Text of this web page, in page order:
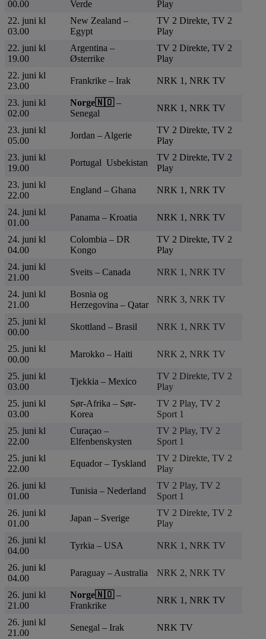
00.00 Verde
Play
22. juni kl
03.00
New Zealand –
Egypt
TV 2 Direkte, TV 2
Play
22. juni kl
19.00
Argentina –
Østerrike
TV 2 Direkte, TV 2
Play
22. juni kl
23.00
Frankrike – Irak NRK 1, NRK TV
23. juni kl
02.00
Norge🇳🇴–
Senegal
NRK 1, NRK TV
23. juni kl
05.00
Jordan – Algerie
TV 2 Direkte, TV 2
Play
23. juni kl
19.00
Portugal Usbekistan
TV 2 Direkte, TV 2
Play
23. juni kl
22.00
England – Ghana NRK 1, NRK TV
24. juni kl
01.00
Panama – Kroatia NRK 1, NRK TV
24. juni kl
04.00
Colombia – DR
Kongo
TV 2 Direkte, TV 2
Play
24. juni kl
21.00
Sveits – Canada NRK 1, NRK TV
24. juni kl
21.00
Bosnia og
Herzegovina – Qatar
NRK 3, NRK TV
25. juni kl
00.00
Skottland – Brasil NRK 1, NRK TV
25. juni kl
00.00
Marokko – Haiti NRK 2, NRK TV
25. juni kl
03.00
Tjekkia – Mexico
TV 2 Direkte, TV 2
Play
25. juni kl
03.00
Sør-Afrika – Sør-
Korea
TV 2 Play, TV 2
Sport 1
25. juni kl
22.00
Curaçao –
Elfenbenskysten
TV 2 Play, TV 2
Sport 1
25. juni kl
22.00
Equador – Tyskland
TV 2 Direkte, TV 2
Play
26. juni kl
01.00
Tunisia – Nederland
TV 2 Play, TV 2
Sport 1
26. juni kl
01.00
Japan – Sverige
TV 2 Direkte, TV 2
Play
26. juni kl
04.00
Tyrkia – USA NRK 1, NRK TV
26. juni kl
04.00
Paraguay – Australia NRK 2, NRK TV
26. juni kl
21.00
Norge🇳🇴–
Frankrike
NRK 1, NRK TV
26. juni kl
21.00
Senegal – Irak NRK TV